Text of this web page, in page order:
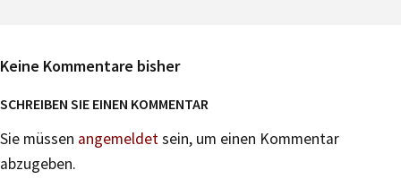
Keine Kommentare bisher
SCHREIBEN SIE EINEN KOMMENTAR
Sie müssen angemeldetsein, um einen Kommentar
abzugeben.